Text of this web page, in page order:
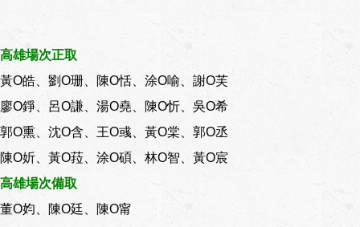
高雄場次正取
黃O皓、劉O珊、陳O恬、涂O喻、謝O芙
廖O錚、呂O謙、湯O堯、陳O忻、吳O希
郭O熏、沈O含、王O彧、黃O棠、郭O丞
陳O妡、黃O菈、涂O碩、林O智、黃O宸
高雄場次備取
董O㚬、陳O廷、陳O甯